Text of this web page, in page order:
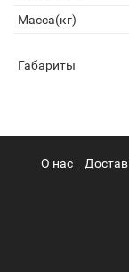
Масса(кг)
Габариты
О нас